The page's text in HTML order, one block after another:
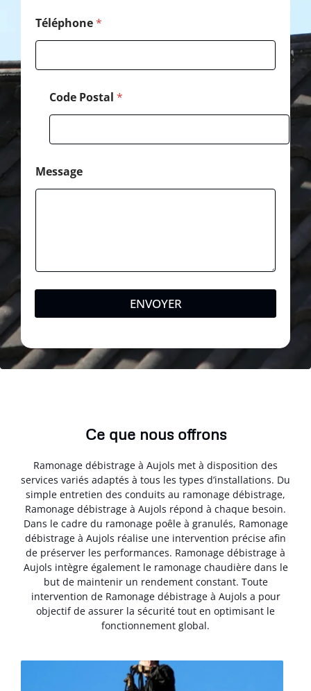
Téléphone*
Code Postal *
p
h
o
e
*
Message
ENVOYER
Ce que nous offrons
Ramonage débistrage à Aujols met à disposition des
services variés adaptés à tous les types d’installations. Du
simple entretien des conduits au ramonage débistrage,
Ramonage débistrage à Aujols répond à chaque besoin.
Dans le cadre du ramonage poêle à granulés, Ramonage
débistrage à Aujols réalise une intervention précise afin
de préserver les performances. Ramonage débistrage à
Aujols intègre également le ramonage chaudière dans le
but de maintenir un rendement constant. Toute
intervention de Ramonage débistrage à Aujols a pour
objectif de assurer la sécurité tout en optimisant le
fonctionnement global.